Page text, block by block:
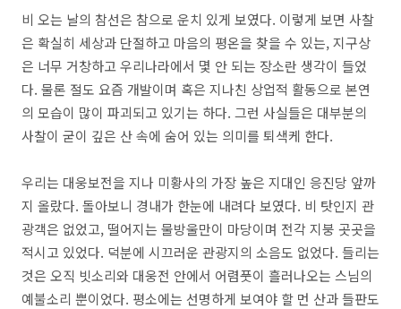
비 오는 날의 참선은 참으로 운치 있게 보였다. 이렇게 보면 사찰
은 확실히 세상과 단절하고 마음의 평온을 찾을 수 있는, 지구상
은 너무 거창하고 우리나라에서 몇 안 되는 장소란 생각이 들었
다. 물론 절도 요즘 개발이며 혹은 지나친 상업적 활동으로 본연
의 모습이 많이 파괴되고 있기는 하다. 그런 사실들은 대부분의
사찰이 굳이 깊은 산 속에 숨어 있는 의미를 퇴색케 한다.
우리는 대웅보전을 지나 미황사의 가장 높은 지대인 응진당 앞까
지 올랐다. 돌아보니 경내가 한눈에 내려다 보였다. 비 탓인지 관
광객은 없었고, 떨어지는 물방울만이 마당이며 전각 지붕 곳곳을
적시고 있었다. 덕분에 시끄러운 관광지의 소음도 없었다. 들리는
것은 오직 빗소리와 대웅전 안에서 어렴풋이 흘러나오는 스님의
예불소리 뿐이었다. 평소에는 선명하게 보여야 할 먼 산과 들판도